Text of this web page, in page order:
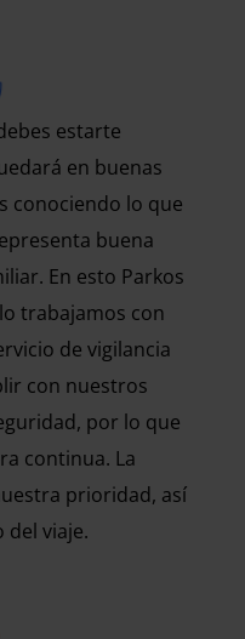
estarte
en buenas
conociendo lo que
buena
En esto Parkos
trabajamos con
de vigilancia
con nuestros
por lo que
continua. La
prioridad, así
viaje.